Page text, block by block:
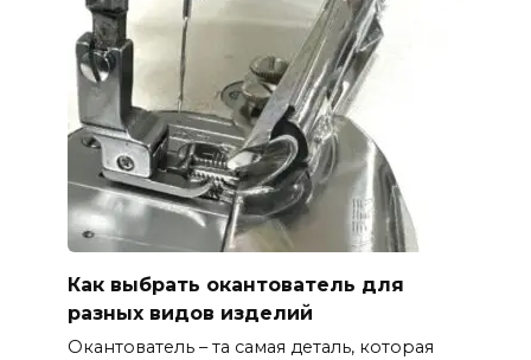
Как выбрать окантователь для
разных видов изделий
Окантователь – та самая деталь, которая